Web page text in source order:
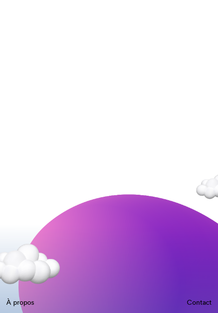
À propos
Contact